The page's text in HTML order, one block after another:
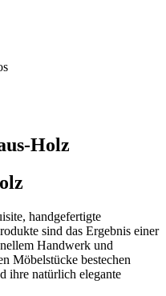
Holz
handgefertigte
sind das Ergebnis einer
Handwerk und
Möbelstücke bestechen
ihre natürlich elegante